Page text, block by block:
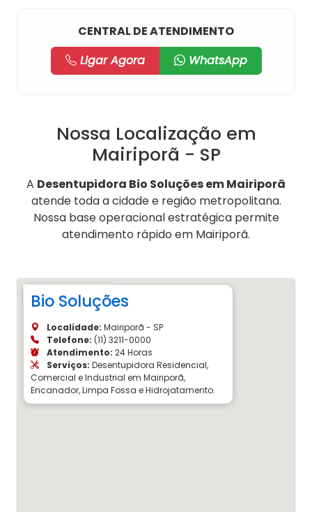
CENTRAL DE ATENDIMENTO
Ligar Agora
WhatsApp
Nossa Localização em
Mairiporã - SP
A Desentupidora Bio Soluções em Mairiporã
atende toda a cidade e região metropolitana.
Nossa base operacional estratégica permite
atendimento rápido em Mairiporã.
Bio Soluções
Localidade: Mairiporã - SP
Telefone: (11) 3211-0000
Atendimento: 24 Horas
Serviços: Desentupidora Residencial,
Comercial e Industrial em Mairiporã,
Encanador, Limpa Fossa e Hidrojatamento.